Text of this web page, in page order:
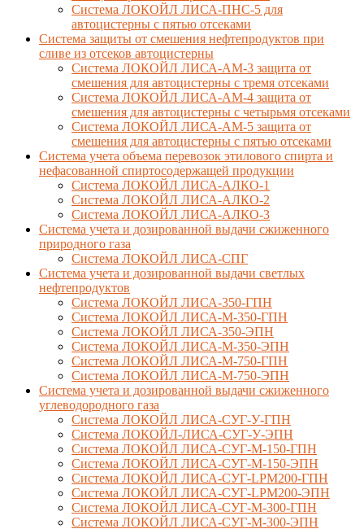
Система ЛОКОЙЛ ЛИСА-ПНС-5 для
автоцистерны с пятью отсеками
Система защиты от смешения нефтепродуктов при
сливе из отсеков автоцистерны
Система ЛОКОЙЛ ЛИСА-AM-3 защита от
смешения для автоцистерны с тремя отсеками
Система ЛОКОЙЛ ЛИСА-AM-4 защита от
смешения для автоцистерны с четырьмя отсеками
Система ЛОКОЙЛ ЛИСА-AM-5 защита от
смешения для автоцистерны с пятью отсеками
Система учета объема перевозок этилового спирта и
нефасованной спиртосодержащей продукции
Система ЛОКОЙЛ ЛИСА-AЛКО-1
Система ЛОКОЙЛ ЛИСА-АЛКО-2
Система ЛОКОЙЛ ЛИСА-АЛКО-3
Система учета и дозированной выдачи сжиженного
природного газа
Система ЛОКОЙЛ ЛИСА-СПГ
Система учета и дозированной выдачи светлых
нефтепродуктов
Система ЛОКОЙЛ ЛИСА-350-ГПН
Система ЛОКОЙЛ ЛИСА-М-350-ГПН
Система ЛОКОЙЛ ЛИСА-350-ЭПН
Система ЛОКОЙЛ ЛИСА-М-350-ЭПН
Система ЛОКОЙЛ ЛИСА-М-750-ГПН
Система ЛОКОЙЛ ЛИСА-М-750-ЭПН
Система учета и дозированной выдачи сжиженного
углеводородного газа
Система ЛОКОЙЛ ЛИСА-СУГ-У-ГПН
Система ЛОКОЙЛ-ЛИСА-СУГ-У-ЭПН
Система ЛОКОЙЛ ЛИСА-СУГ-М-150-ГПН
Система ЛОКОЙЛ ЛИСА-СУГ-М-150-ЭПН
Система ЛОКОЙЛ ЛИСА-СУГ-LPM200-ГПН
Система ЛОКОЙЛ ЛИСА-СУГ-LPM200-ЭПН
Система ЛОКОЙЛ ЛИСА-СУГ-М-300-ГПН
Система ЛОКОЙЛ ЛИСА-СУГ-М-300-ЭПН